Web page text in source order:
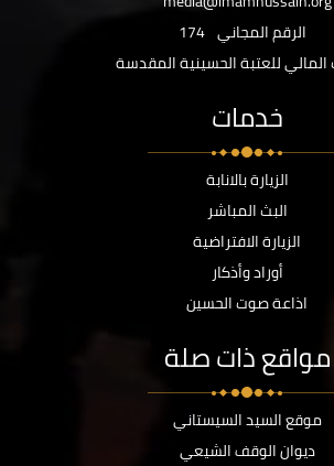
الرقم المجاني 174
للعتبة الحسينية المقدسة
خدمات
الزيارة بالانابة
البث المباشر
الزيارة الافتراضية
أوراد وأذكار
اذاعة صوت الحسين
مواقع ذات صلة
موقع السيد السيستاني
ديوان الوقف الشيعي